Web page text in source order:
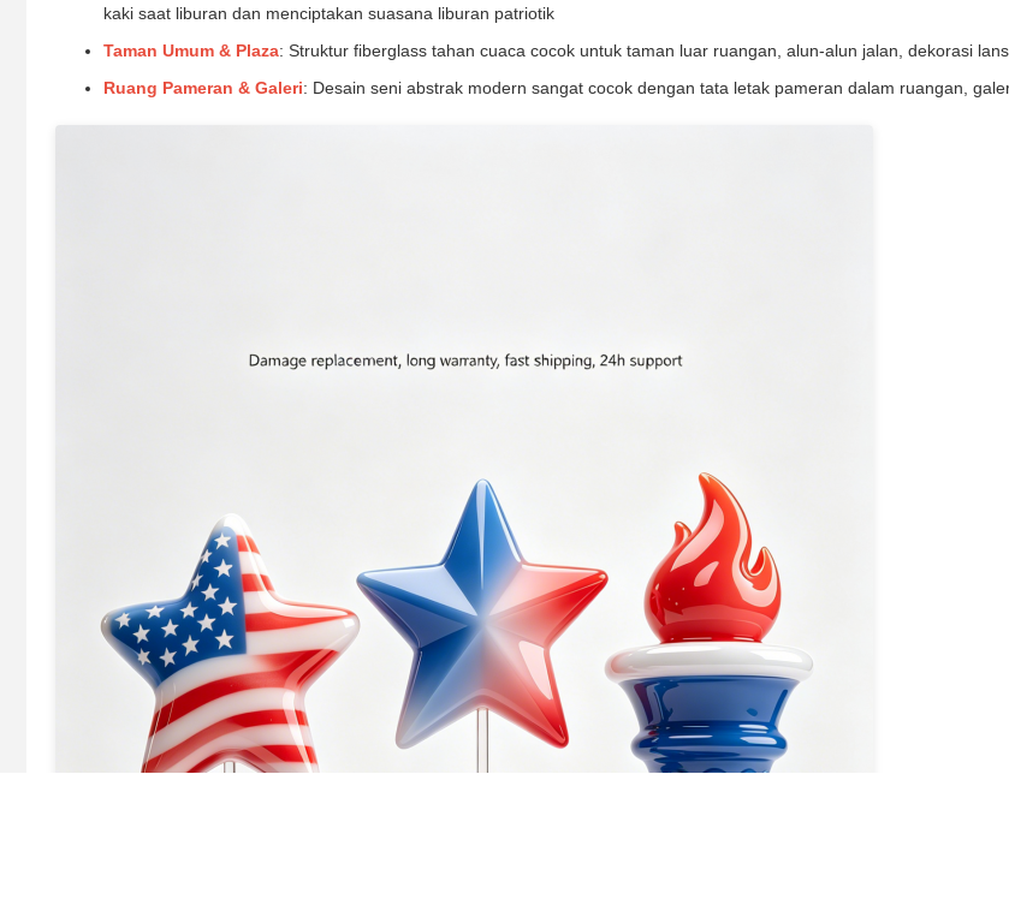
kaki saat liburan dan menciptakan suasana liburan patriotik
Taman Umum & Plaza: Struktur fiberglass tahan cuaca cocok untuk taman luar ruangan, alun-alun jalan, dekorasi
Ruang Pameran & Galeri: Desain seni abstrak modern sangat cocok dengan tata letak pameran dalam ruangan,